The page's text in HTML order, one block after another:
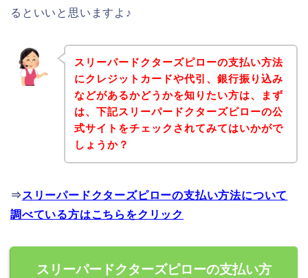
るといいと思いますよ♪
スリーパードクターズピローの支払い方法
にクレジットカードや代引、銀行振り込み
などがあるかどうかを知りたい方は、まず
は、下記スリーパードクターズピローの公
式サイトをチェックされてみてはいかがで
しょうか？
⇒ スリーパードクターズピローの支払い方法について
調べている方はこちらをクリック
スリーパードクターズピローの支払い方